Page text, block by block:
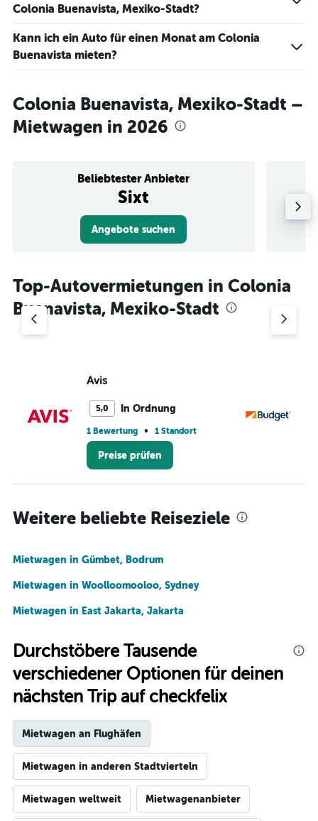
Colonia Buenavista, Mexiko-Stadt?
Kann ich ein Auto für einen Monat am Colonia
Buenavista mieten?
Colonia Buenavista, Mexiko-Stadt –
Mietwagen in 2026
Beliebtester Anbieter
Sixt
Angebote suchen
Top-Autovermietungen in Colonia
Buenavista, Mexiko-Stadt
Avis
5,0 In Ordnung
1 Bewertung • 1 Standort
Preise prüfen
Weitere beliebte Reiseziele
Mietwagen in Gümbet, Bodrum
Mietwagen in Woolloomooloo, Sydney
Mietwagen in East Jakarta, Jakarta
Durchstöbere Tausende
verschiedener Optionen für deinen
nächsten Trip auf checkfelix
Mietwagen an Flughäfen
Mietwagen in anderen Stadtvierteln
Mietwagen weltweit Mietwagenanbieter